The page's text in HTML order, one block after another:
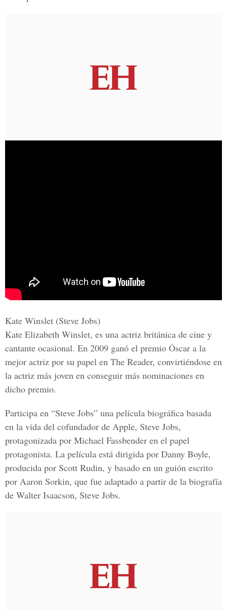
Kate Winslet (Steve Jobs)
Kate Elizabeth Winslet, es una actriz británica de cine y
cantante ocasional. En 2009 ganó el premio Óscar a la
mejor actriz por su papel en The Reader, convirtiéndose en
la actriz más joven en conseguir más nominaciones en
dicho premio.
Participa en “Steve Jobs” una película biográfica basada
en la vida del cofundador de Apple, Steve Jobs,
protagonizada por Michael Fassbender en el papel
protagonista. La película está dirigida por Danny Boyle,
producida por Scott Rudin, y basado en un guión escrito
por Aaron Sorkin, que fue adaptado a partir de la biografía
de Walter Isaacson, Steve Jobs.